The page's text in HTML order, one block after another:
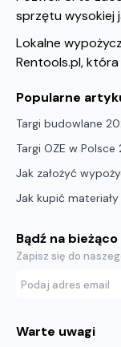
sprzętu wysokiej
Lokalne
Rentools.pl, która
Popularne
Targi budowlane
Targi OZE w
Jak założyć
Jak kupić
Bądź na bieżąco
Zapisz się do
Warte uwagi